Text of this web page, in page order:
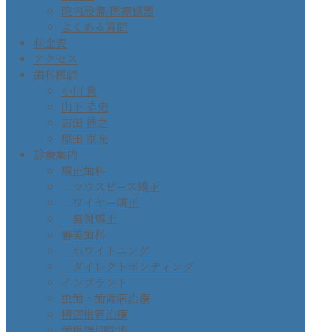
院内設備/医療機器
よくある質問
料金表
アクセス
歯科医師
小川 貴
山下 恭史
吉田 徳之
原田 泰光
診療案内
矯正歯科
マウスピース矯正
ワイヤー矯正
裏側矯正
審美歯科
ホワイトニング
ダイレクトボンディング
インプラント
虫歯・歯周病治療
精密根管治療